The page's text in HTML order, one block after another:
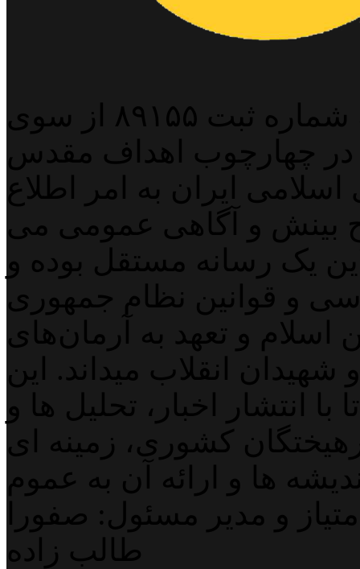
پایگاه خبری خبربین آنلاین به شماره ثبت ۸۹۱۵۵ از سوی
در چهارچوب اهداف مقدس
ایران به امر اطلاع
بینش و آگاهی عمومی می
یک رسانه مستقل بوده و
و قوانین نظام جمهوری
و تعهد به آرمان‌های
انقلاب میداند. این
انتشار اخبار، تحلیل ها و
کشوری، زمینه ای
ها و ارائه آن به عموم
و مدیر مسئول: صفورا
طالب زاده